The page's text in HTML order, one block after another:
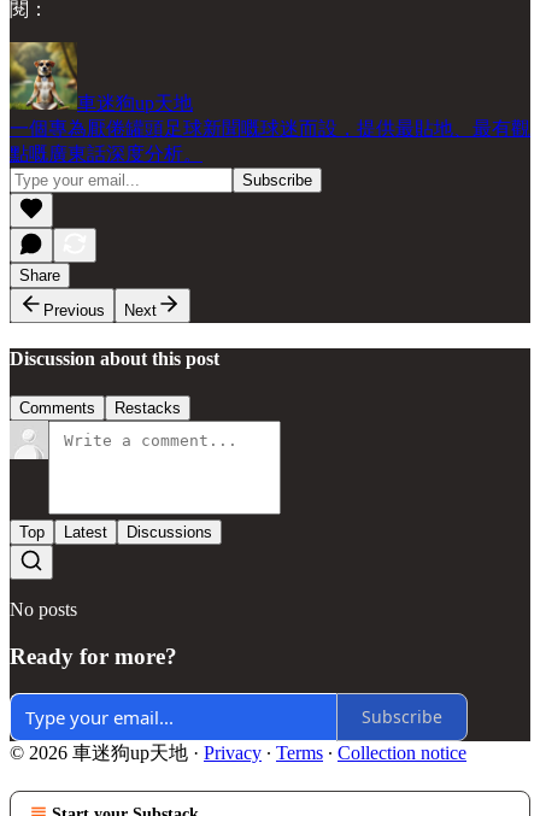
閱：
車迷狗up天地
一個專為厭倦罐頭足球新聞嘅球迷而設，提供最貼地、最有觀
點嘅廣東話深度分析。
Share
Previous
Next
Discussion about this post
Comments Restacks
Top Latest Discussions
No posts
Ready for more?
Subscribe
© 2026 車迷狗up天地 · Privacy ∙ Terms ∙ Collection notice